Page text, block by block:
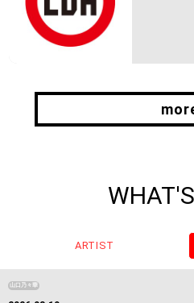
ARTIST
山口乃々華